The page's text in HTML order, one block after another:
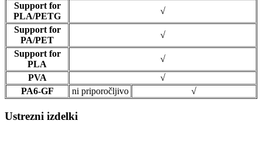
Support for​​​​​​​
PLA/PETG
√
Support for
PA/PET
√
Support for
PLA
√
PVA
√
PA6-GF
ni priporočljivo √
Ustrezni izdelki